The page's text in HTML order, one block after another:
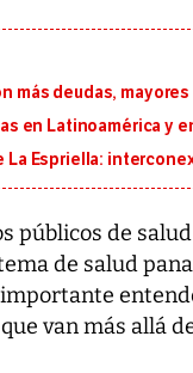
más deudas,
en Latinoamérica y
La Espriella:
públicos de
de salud
van más allá